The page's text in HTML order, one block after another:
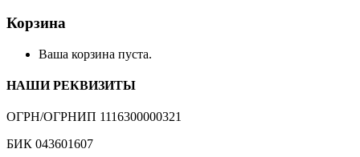
Корзина
Ваша корзина пуста.
НАШИ РЕКВИЗИТЫ
ОГРН/ОГРНИП 1116300000321
БИК 043601607